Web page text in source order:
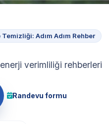
Adım Adım Rehber
verimliliği rehberleri
Randevu formu